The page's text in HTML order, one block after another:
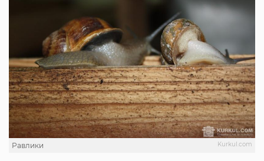
Kurkul.com
Равлики